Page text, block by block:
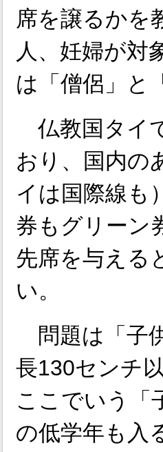
席を譲るかを
人、妊婦が対
は「僧侶」と
仏教国タイ
おり、国内の
イは国際線も
券もグリーン
先席を与える
い。
問題は「子
長130センチ
ここでいう「
の低学年も入